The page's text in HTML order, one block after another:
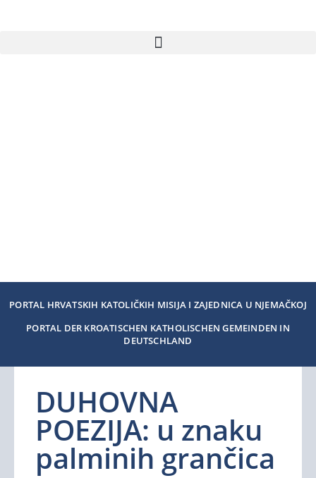
PORTAL HRVATSKIH KATOLIČKIH MISIJA I ZAJEDNICA U NJEMAČKOJ
PORTAL DER KROATISCHEN KATHOLISCHEN GEMEINDEN IN
DEUTSCHLAND
DUHOVNA
POEZIJA: u znaku
palminih grančica